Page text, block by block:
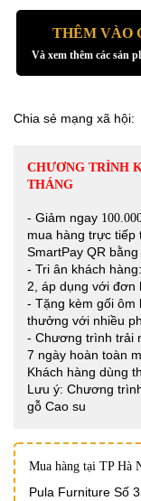
THÊM VÀO
Và xem thêm các sản
Chia sẻ mạng xã hội:
CHƯƠNG TRÌNH
THÁNG
- Giảm ngay
mua hàng trực tiếp
SmartPay QR
- Tri ân khách
2, áp dụng với đơn
- Tặng kèm gối ôm
thưởng với nhiều
- Chương trình trải
7 ngày hoàn toàn
Khách hàng dùng
Lưu ý: Chương
gỗ Cao su
Mua hàng tại TP Hà
Pula Furniture Số